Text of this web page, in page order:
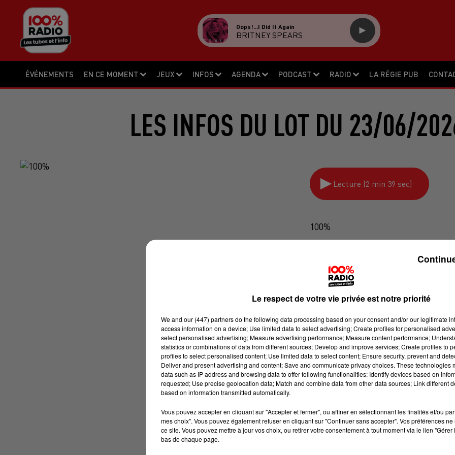
ÉVÉNEMENTS EN CE MOMENT JEUX INFOS AGENDA PODCAST RADIO LA RÉGIE PUB
Oops!...i Did It Again
BRITNEY SPEARS
LES INFOS DU LOT DU 23/06/
Lecture (2 min 39 sec)
100%
Le respect de votre vie privée est notre priorité
We and our (447) partnersdo the following data processing based on your consent and/or our legitimate
access information on a device; Use limited data to select advertising; Create profiles for personalised
select personalised advertising; Measure advertising performance; Measure content performance;
statistics or combinations of data from different sources; Develop and improve services; Create profiles to
profiles to select personalised content; Use limited data to select content; Ensure security, prevent and
Deliver and present advertising and content; Save and communicate privacy choices. These technologies
data such as IP address and browsing data to offer following functionalities: Identify devices based on
requested; Use precise geolocation data; Match and combine data from other data sources; Link different
based on information transmitted automatically.
Vous pouvez accepter en cliquant sur "Accepter et fermer", ou affiner en sélectionnant les finalités et/ou
mes choix". Vous pouvez également refuser en cliquant sur "Continuer sans accepter". Vos préférences
ce site. Vous pouvez mettre à jour vos choix, ou retirer votre consentement à tout moment via le lien
bas de chaque page.